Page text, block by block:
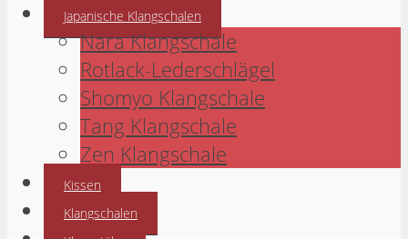
Japanische Klangschalen
Nara Klangschale
Rotlack-Lederschlägel
Shomyo Klangschale
Tang Klangschale
Zen Klangschale
Kissen
Klangschalen